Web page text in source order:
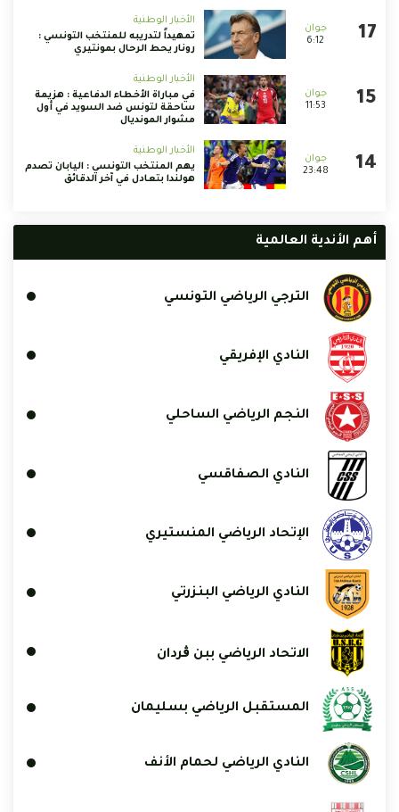
6:12
الأخبار الوطنية
تمهيداً لتدريبه للمنتخب التونسي :
رونار يحط الرحال بمونتيري
11:53
الأخبار الوطنية
في مباراة الأخطاء الدفاعية : هزيمة
ساحقة لتونس ضد السويد في أول
مشوار المونديال
23:48
الأخبار الوطنية
يهم المنتخب التونسي : اليابان تصدم
هولندا بتعادل في آخر الدقائق
أهم الأندية العالمية
الترجي الرياضي التونسي
النادي الإفريقي
النجم الرياضي الساحلي
النادي الصفاقسي
الإتحاد الرياضي المنستيري
النادي الرياضي البنزرتي
الاتحاد الرياضي ببن ڨردان
المستقبل الرياضي بسليمان
النادي الرياضي لحمام الأنف